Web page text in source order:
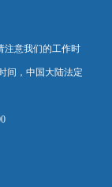
注意我们的工作时
间，中国大陆法定